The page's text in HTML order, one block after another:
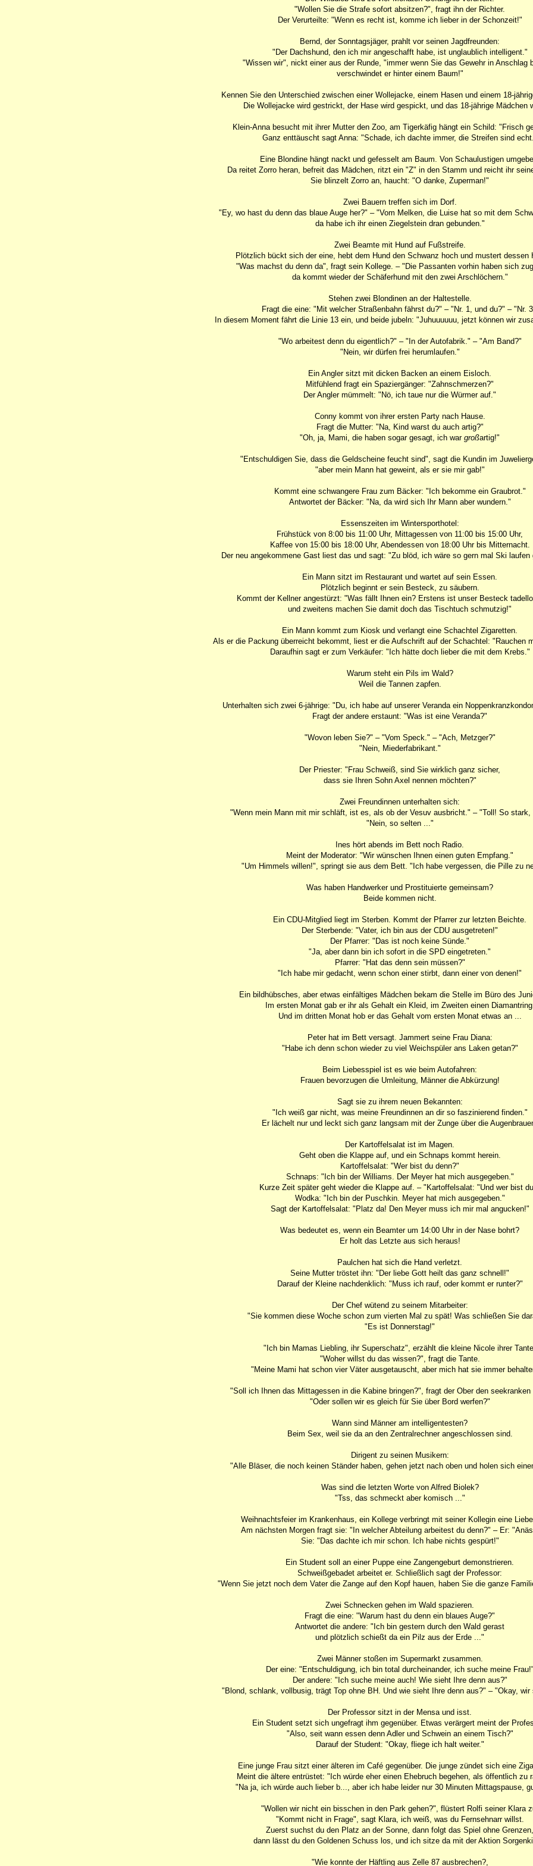
"Wollen Sie die Strafe sofort absitzen?", fragt ihn der Richter.
Der Verurteilte: "Wenn es recht ist, komme ich lieber in der Schonzeit!"
Bernd, der Sonntagsjäger, prahlt vor seinen Jagdfreunden:
"Der Dachshund, den ich mir angeschafft habe, ist unglaublich intelligent."
"Wissen wir", nickt einer aus der Runde, "immer wenn Sie das Gewehr in Anschlag
verschwindet er hinter einem Baum!"
Kennen Sie den Unterschied zwischen einer Wollejacke, einem Hasen und einem 18-
Die Wollejacke wird gestrickt, der Hase wird gespickt, und das 18-jährige Mädchen
Klein-Anna besucht mit ihrer Mutter den Zoo, am Tigerkäfig hängt ein Schild: "Frisch
Ganz enttäuscht sagt Anna: "Schade, ich dachte immer, die Streifen sind
Eine Blondine hängt nackt und gefesselt am Baum. Von Schaulustigen
Da reitet Zorro heran, befreit das Mädchen, ritzt ein "Z" in den Stamm und reicht ihr
Sie blinzelt Zorro an, haucht: "O danke, Zuperman!"
Zwei Bauern treffen sich im Dorf.
"Ey, wo hast du denn das blaue Auge her?" – "Vom Melken, die Luise hat so mit dem
da habe ich ihr einen Ziegelstein dran gebunden."
Zwei Beamte mit Hund auf Fußstreife.
Plötzlich bückt sich der eine, hebt dem Hund den Schwanz hoch und mustert dessen
"Was machst du denn da", fragt sein Kollege. – "Die Passanten vorhin haben sich
da kommt wieder der Schäferhund mit den zwei Arschlöchern."
Stehen zwei Blondinen an der Haltestelle.
Fragt die eine: "Mit welcher Straßenbahn fährst du?" – "Nr. 1, und du?" – "Nr.
In diesem Moment fährt die Linie 13 ein, und beide jubeln: "Juhuuuuuu, jetzt können wir
"Wo arbeitest denn du eigentlich?" – "In der Autofabrik." – "Am Band?"
"Nein, wir dürfen frei herumlaufen."
Ein Angler sitzt mit dicken Backen an einem Eisloch.
Mitfühlend fragt ein Spaziergänger: "Zahnschmerzen?"
Der Angler mümmelt: "Nö, ich taue nur die Würmer auf."
Conny kommt von ihrer ersten Party nach Hause.
Fragt die Mutter: "Na, Kind warst du auch artig?"
"Oh, ja, Mami, die haben sogar gesagt, ich war großartig!"
"Entschuldigen Sie, dass die Geldscheine feucht sind", sagt die Kundin im
"aber mein Mann hat geweint, als er sie mir gab!"
Kommt eine schwangere Frau zum Bäcker: "Ich bekomme ein Graubrot."
Antwortet der Bäcker: "Na, da wird sich Ihr Mann aber wundern."
Essenszeiten im Wintersporthotel:
Frühstück von 8:00 bis 11:00 Uhr, Mittagessen von 11:00 bis 15:00 Uhr,
Kaffee von 15:00 bis 18:00 Uhr, Abendessen von 18:00 Uhr bis Mitternacht.
Der neu angekommene Gast liest das und sagt: "Zu blöd, ich wäre so gern mal Ski laufen
Ein Mann sitzt im Restaurant und wartet auf sein Essen.
Plötzlich beginnt er sein Besteck, zu säubern.
Kommt der Kellner angestürzt: "Was fällt Ihnen ein? Erstens ist unser Besteck
und zweitens machen Sie damit doch das Tischtuch schmutzig!"
Ein Mann kommt zum Kiosk und verlangt eine Schachtel Zigaretten.
Als er die Packung überreicht bekommt, liest er die Aufschrift auf der Schachtel: "Rauchen
Daraufhin sagt er zum Verkäufer: "Ich hätte doch lieber die mit dem Krebs."
Warum steht ein Pils im Wald?
Weil die Tannen zapfen.
Unterhalten sich zwei 6-jährige: "Du, ich habe auf unserer Veranda ein
Fragt der andere erstaunt: "Was ist eine Veranda?"
"Wovon leben Sie?" – "Vom Speck." – "Ach, Metzger?"
"Nein, Miederfabrikant."
Der Priester: "Frau Schweiß, sind Sie wirklich ganz sicher,
dass sie Ihren Sohn Axel nennen möchten?"
Zwei Freundinnen unterhalten sich:
"Wenn mein Mann mit mir schläft, ist es, als ob der Vesuv ausbricht." – "Toll! So stark,
"Nein, so selten ..."
Ines hört abends im Bett noch Radio.
Meint der Moderator: "Wir wünschen Ihnen einen guten Empfang."
"Um Himmels willen!", springt sie aus dem Bett. "Ich habe vergessen, die Pille zu
Was haben Handwerker und Prostituierte gemeinsam?
Beide kommen nicht.
Ein CDU-Mitglied liegt im Sterben. Kommt der Pfarrer zur letzten Beichte.
Der Sterbende: "Vater, ich bin aus der CDU ausgetreten!"
Der Pfarrer: "Das ist noch keine Sünde."
"Ja, aber dann bin ich sofort in die SPD eingetreten."
Pfarrer: "Hat das denn sein müssen?"
"Ich habe mir gedacht, wenn schon einer stirbt, dann einer von denen!"
Ein bildhübsches, aber etwas einfältiges Mädchen bekam die Stelle im Büro des
Im ersten Monat gab er ihr als Gehalt ein Kleid, im Zweiten einen
Und im dritten Monat hob er das Gehalt vom ersten Monat etwas an ...
Peter hat im Bett versagt. Jammert seine Frau Diana:
"Habe ich denn schon wieder zu viel Weichspüler ans Laken getan?"
Beim Liebesspiel ist es wie beim Autofahren:
Frauen bevorzugen die Umleitung, Männer die Abkürzung!
Sagt sie zu ihrem neuen Bekannten:
"Ich weiß gar nicht, was meine Freundinnen an dir so faszinierend finden."
Er lächelt nur und leckt sich ganz langsam mit der Zunge über die
Der Kartoffelsalat ist im Magen.
Geht oben die Klappe auf, und ein Schnaps kommt herein.
Kartoffelsalat: "Wer bist du denn?"
Schnaps: "Ich bin der Williams. Der Meyer hat mich ausgegeben."
Kurze Zeit später geht wieder die Klappe auf. – "Kartoffelsalat: "Und wer bist
Wodka: "Ich bin der Puschkin. Meyer hat mich ausgegeben."
Sagt der Kartoffelsalat: "Platz da! Den Meyer muss ich mir mal angucken!"
Was bedeutet es, wenn ein Beamter um 14:00 Uhr in der Nase bohrt?
Er holt das Letzte aus sich heraus!
Paulchen hat sich die Hand verletzt.
Seine Mutter tröstet ihn: "Der liebe Gott heilt das ganz schnell!"
Darauf der Kleine nachdenklich: "Muss ich rauf, oder kommt er runter?"
Der Chef wütend zu seinem Mitarbeiter:
"Sie kommen diese Woche schon zum vierten Mal zu spät! Was schließen Sie
"Es ist Donnerstag!"
"Ich bin Mamas Liebling, ihr Superschatz", erzählt die kleine Nicole ihrer
"Woher willst du das wissen?", fragt die Tante.
"Meine Mami hat schon vier Väter ausgetauscht, aber mich hat sie immer
"Soll ich Ihnen das Mittagessen in die Kabine bringen?", fragt der Ober den seekranken
"Oder sollen wir es gleich für Sie über Bord werfen?"
Wann sind Männer am intelligentesten?
Beim Sex, weil sie da an den Zentralrechner angeschlossen sind.
Dirigent zu seinen Musikern:
"Alle Bläser, die noch keinen Ständer haben, gehen jetzt nach oben und holen sich
Was sind die letzten Worte von Alfred Biolek?
"Tss, das schmeckt aber komisch ..."
Weihnachtsfeier im Krankenhaus, ein Kollege verbringt mit seiner Kollegin eine
Am nächsten Morgen fragt sie: "In welcher Abteilung arbeitest du denn?" – Er:
Sie: "Das dachte ich mir schon. Ich habe nichts gespürt!"
Ein Student soll an einer Puppe eine Zangengeburt demonstrieren.
Schweißgebadet arbeitet er. Schließlich sagt der Professor:
"Wenn Sie jetzt noch dem Vater die Zange auf den Kopf hauen, haben Sie die ganze
Zwei Schnecken gehen im Wald spazieren.
Fragt die eine: "Warum hast du denn ein blaues Auge?"
Antwortet die andere: "Ich bin gestern durch den Wald gerast
und plötzlich schießt da ein Pilz aus der Erde ..."
Zwei Männer stoßen im Supermarkt zusammen.
Der eine: "Entschuldigung, ich bin total durcheinander, ich suche meine Frau!"
Der andere: "Ich suche meine auch! Wie sieht Ihre denn aus?"
"Blond, schlank, vollbusig, trägt Top ohne BH. Und wie sieht Ihre denn aus?" – "Okay, wir
Der Professor sitzt in der Mensa und isst.
Ein Student setzt sich ungefragt ihm gegenüber. Etwas verärgert meint der
"Also, seit wann essen denn Adler und Schwein an einem Tisch?"
Darauf der Student: "Okay, fliege ich halt weiter."
Eine junge Frau sitzt einer älteren im Café gegenüber. Die junge zündet sich eine
Meint die ältere entrüstet: "Ich würde eher einen Ehebruch begehen, als öffentlich zu
"Na ja, ich würde auch lieber b..., aber ich habe leider nur 30 Minuten Mittagspause,
"Wollen wir nicht ein bisschen in den Park gehen?", flüstert Rolfi seiner Klara
"Kommt nicht in Frage", sagt Klara, ich weiß, was du Fernsehnarr willst.
Zuerst suchst du den Platz an der Sonne, dann folgt das Spiel ohne Grenzen,
dann lässt du den Goldenen Schuss los, und ich sitze da mit der Aktion
"Wie konnte der Häftling aus Zelle 87 ausbrechen?,